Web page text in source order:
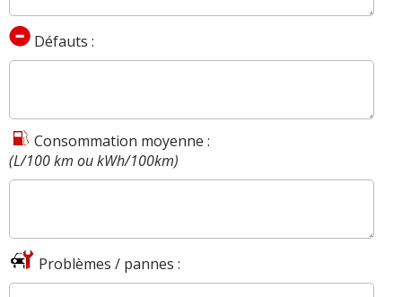
Défauts :
Consommation moyenne :
(L/100 km ou kWh/100km)
Problèmes / pannes :